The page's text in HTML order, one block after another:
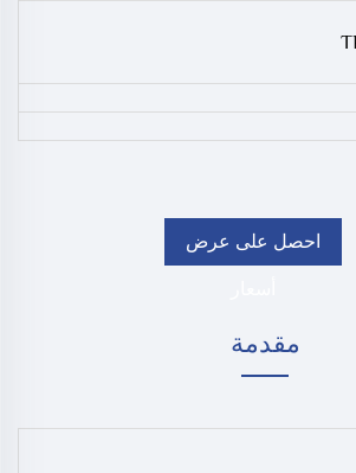
احصل على عرض
مقدمة